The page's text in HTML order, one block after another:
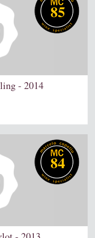
85
- 2014
84